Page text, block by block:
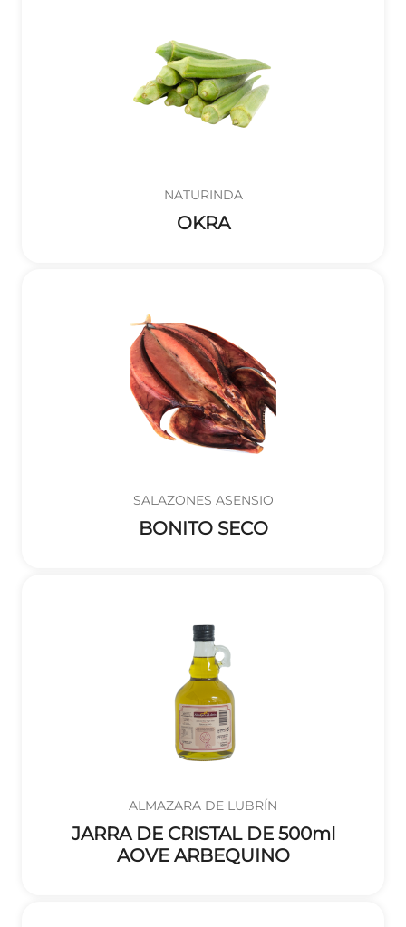
NATURINDA
OKRA
SALAZONES ASENSIO
BONITO SECO
ALMAZARA DE LUBRÍN
JARRA DE CRISTAL DE 500ml
AOVE ARBEQUINO